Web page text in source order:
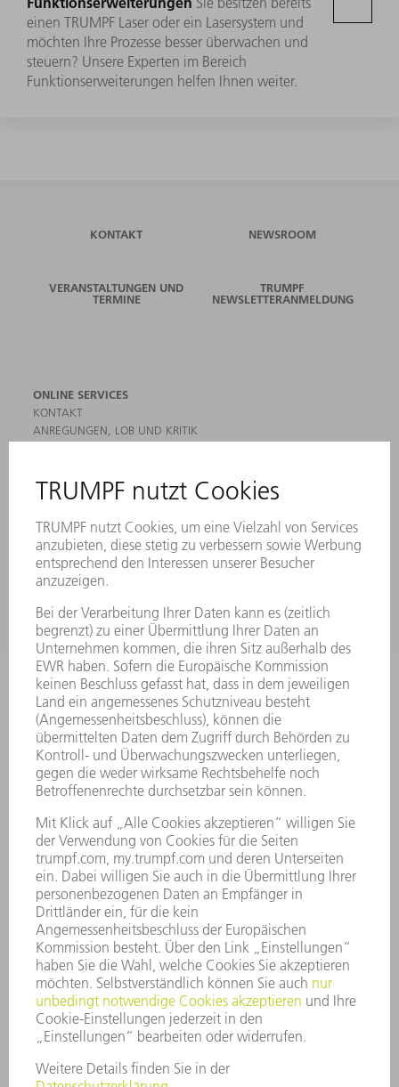
einen TRUMPF Laser oder ein Lasersystem und
möchten Ihre Prozesse besser überwachen und
steuern? Unsere Experten im Bereich
Funktionserweiterungen helfen Ihnen weiter.
KONTAKT NEWSROOM
VERANSTALTUNGEN UND
TERMINE
TRUMPF
NEWSLETTERANMELDUNG
ONLINE SERVICES
KONTAKT
ANREGUNGEN, LOB UND KRITIK
NEWSLETTER-ANMELDUNG
MYTRUMPF
SICHERHEITSDATENBLÄTTER
HÄNDLERSUCHE ELEKTROWERKZEUGE
PRODUKTE
MASCHINEN & SYSTEME
LASER
LEISTUNGSELEKTRONIK
ELEKTROWERKZEUGE
SMART FACTORY
SOFTWARE
SERVICES
ANWENDUNGEN
BRANCHEN
UNTERNEHMEN
KARRIERE
STELLENANGEBOTE
UNTERNEHMENSPROFIL
GESCHÄFTSBERICHT
UNTERNEHMENSGRUNDSÄTZE
COMPLIANCE
HINWEISGEBERSYSTEM
SECURITY
PRESSEMITTEILUNGEN
MAGAZINE
LIEFERANTEN
NACHHALTIGKEIT
UMWELT & KLIMA
SOZIALES & GESELLSCHAFT
UNTERNEHMENSFÜHRUNG